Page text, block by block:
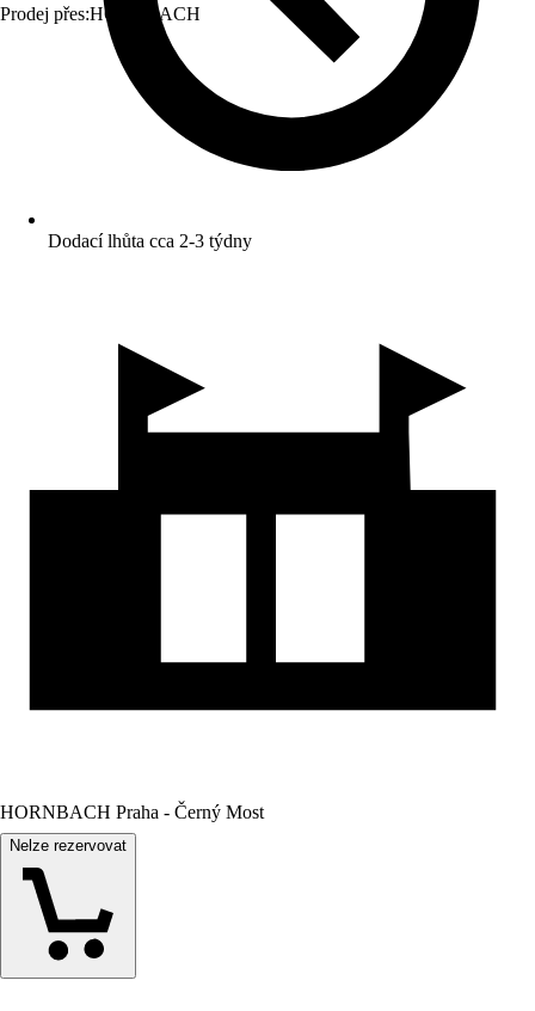
Prodej přes:HORNBACH
Dodací lhůta cca 2-3 týdny
HORNBACH Praha - Černý Most
Nelze rezervovat